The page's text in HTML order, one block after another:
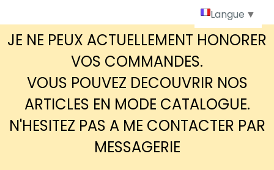
JE NE PEUX ACTUELLEMENT HONORER
VOS COMMANDES.
VOUS POUVEZ DECOUVRIR NOS
ARTICLES EN MODE CATALOGUE.
N'HESITEZ PAS A ME CONTACTER PAR
MESSAGERIE
Langue ▼